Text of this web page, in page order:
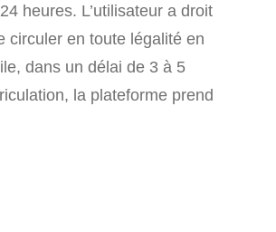
heures. L’utilisateur a droit
circuler en toute légalité en
dans un délai de 3 à 5
la plateforme prend